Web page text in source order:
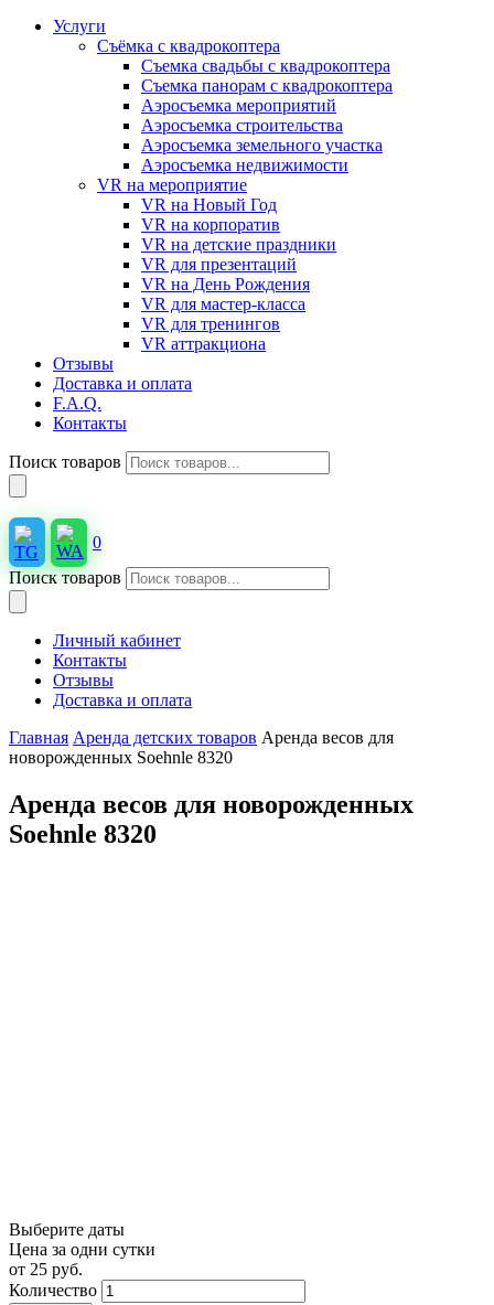
Услуги
Съёмка с квадрокоптера
Съемка свадьбы с квадрокоптера
Съемка панорам с квадрокоптера
Аэросъемка мероприятий
Аэросъемка строительства
Аэросъемка земельного участка
Аэросъемка недвижимости
VR на мероприятие
VR на Новый Год
VR на корпоратив
VR на детские праздники
VR для презентаций
VR на День Рождения
VR для мастер-класса
VR для тренингов
VR аттракциона
Отзывы
Доставка и оплата
F.A.Q.
Контакты
Поиск товаров
0
Поиск товаров
Личный кабинет
Контакты
Отзывы
Доставка и оплата
Главная Аренда детских товаров Аренда весов для
новорожденных Soehnle 8320
Аренда весов для новорожденных
Soehnle 8320
Выберите даты
Цена за одни сутки
от 25 руб.
Количество